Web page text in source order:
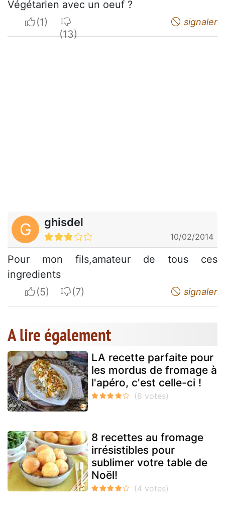
Végétarien avec un oeuf ?
I apreciate
signaler
G ghisdel
10/02/2014
Pour mon fils,amateur de tous ces
ingredients
I apreciateI do not appreciate signaler
A lire également
LA recette parfaite pour
les mordus de fromage à
l'apéro, c'est celle-ci !
8 recettes au fromage
irrésistibles pour
sublimer votre table de
Noël!